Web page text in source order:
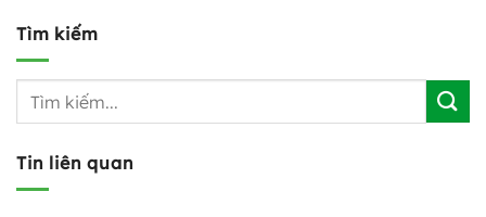
Tìm kiếm
Tin liên quan